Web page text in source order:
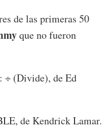
de las primeras 50
que no fueron
÷ (Divide), de Ed
de Kendrick Lamar.